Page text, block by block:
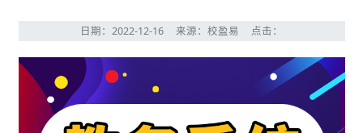
日期：2022-12-16 来源：校盈易 点击：